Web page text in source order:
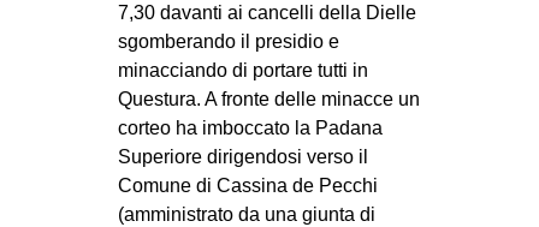
7,30 davanti ai cancelli della Dielle
sgomberando il presidio e
minacciando di portare tutti in
Questura. A fronte delle minacce un
corteo ha imboccato la Padana
Superiore dirigendosi verso il
Comune di Cassina de Pecchi
(amministrato da una giunta di